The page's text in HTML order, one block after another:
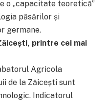
o „capacitate teoretică”
păsărilor și
germane.
printre cei mai
Agricola
de la Zăicești sunt
Indicatorul